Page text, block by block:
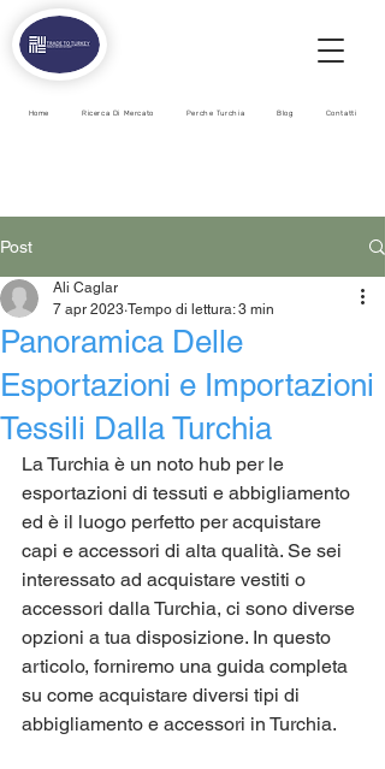
Home Ricerca Di Mercato Perche Turchia Blog Contatti
Post
Panoramica Delle
Esportazioni e Importazioni
Tessili Dalla Turchia
Ali Caglar
7 apr 2023 Tempo di lettura: 3 min
La Turchia è un noto hub per le
esportazioni di tessuti e abbigliamento
ed è il luogo perfetto per acquistare
capi e accessori di alta qualità. Se sei
interessato ad acquistare vestiti o
accessori dalla Turchia, ci sono diverse
opzioni a tua disposizione. In questo
articolo, forniremo una guida completa
su come acquistare diversi tipi di
abbigliamento e accessori in Turchia.